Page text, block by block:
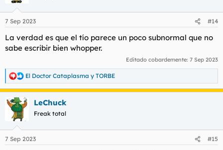
e
:
7 Sep 2023 #14
La verdad es que el tío parece un poco subnormal que no
sabe escribir bien whopper.
Editado cobardemente: 7 Sep 2023
R
e
a
c
c
e
El Doctor Cataplasma y TORBE
LeChuck
Freak total
7 Sep 2023 #15